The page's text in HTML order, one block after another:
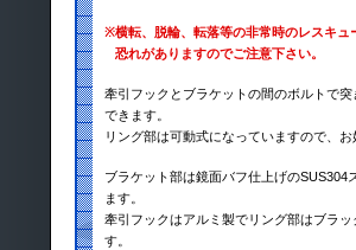
※横転、脱輪、転落等の非常時のレスキ
恐れがありますのでご注意下さい。
牽引フックとブラケットの間のボルトで
できます。
リング部は可動式になっていますので、
ブラケット部は鏡面バフ仕上げの
ます。
牽引フックはアルミ製でリング部はブラ
す。